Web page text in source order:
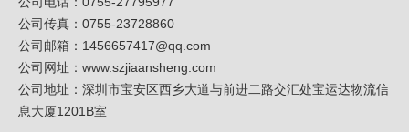
公司传真：0755-23728860
公司邮箱： 1456657417@qq.com
公司网址： www.szjiaansheng.com
公司地址：深圳市宝安区西乡大道与前进二路交汇处宝运达物流信
息大厦1201B室